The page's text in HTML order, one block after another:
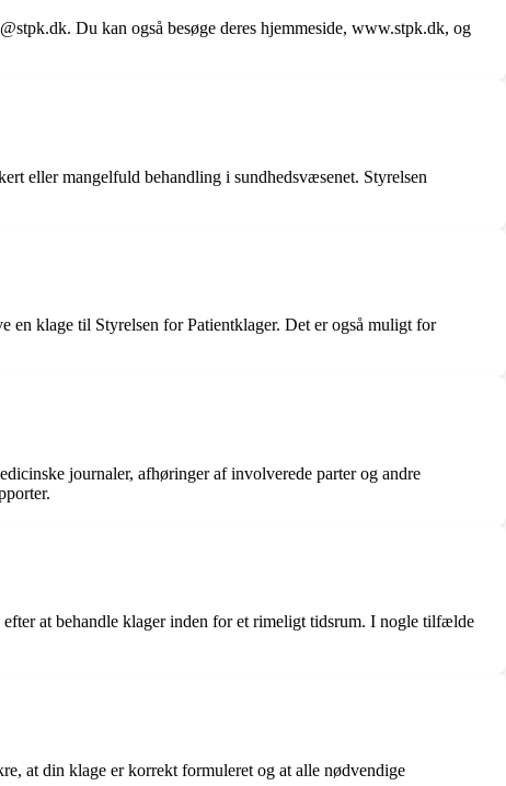
Du kan også besøge deres hjemmeside, www.stpk.dk, og
eller mangelfuld behandling i sundhedsvæsenet. Styrelsen
en klage til Styrelsen for Patientklager. Det er også muligt for
journaler, afhøringer af involverede parter og andre
at behandle klager inden for et rimeligt tidsrum. I nogle tilfælde
at din klage er korrekt formuleret og at alle nødvendige